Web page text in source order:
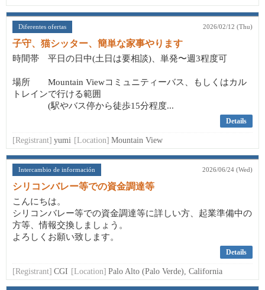
Diferentes ofertas 2026/02/12 (Thu)
子守、猫シッター、簡単な家事やります
時間帯 平日の日中(土日は要相談)、単発〜週3程度可
場所 Mountain Viewコミュニティーバス、もしくはカル
トレインで行ける範囲
(駅やバス停から徒歩15分程度...
Details
[Registrant] yumi [Location] Mountain View
Intercambio de información 2026/06/24 (Wed)
シリコンバレー等での資金調達等
こんにちは。
シリコンバレー等での資金調達等に詳しい方、起業準備中の
方等、情報交換しましょう。
よろしくお願い致します。
Details
[Registrant] CGI [Location] Palo Alto (Palo Verde), California